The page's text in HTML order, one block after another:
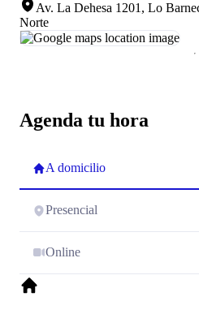
Agenda tu hora
A domicilio
Presencial
Online
Av. La Dehesa 1201, Lo
Norte